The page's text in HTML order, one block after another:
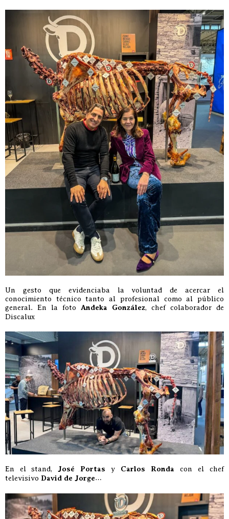
Un gesto que evidenciaba la voluntad de acercar el
conocimiento técnico tanto al profesional como al público
general. En la foto Andeka González, chef colaborador de
Discalux
En el stand, José Portas y Carlos Ronda con el chef
televisivo David de Jorge…